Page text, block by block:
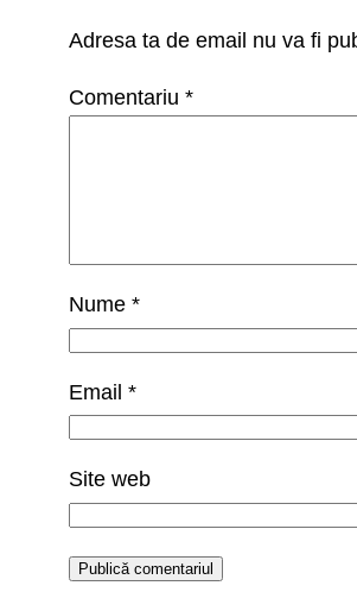
Adresa ta de email nu va fi
Comentariu *
Nume *
Email *
Site web